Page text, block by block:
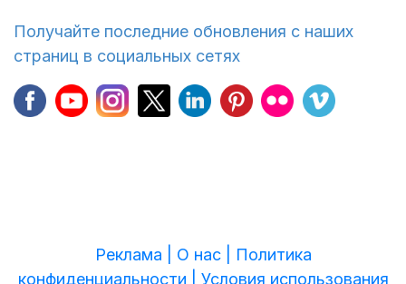
Получайте последние обновления с наших
страниц в социальных сетях
Реклама | О нас |
Политика
конфиденциальности | Условия использования